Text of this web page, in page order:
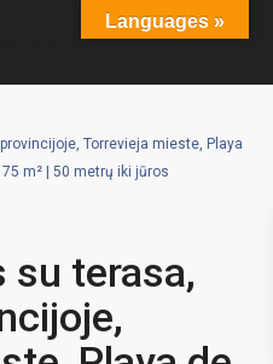
Torrevieja mieste, Playa
m² | 50 metrų iki jūros
su terasa,
Languages »